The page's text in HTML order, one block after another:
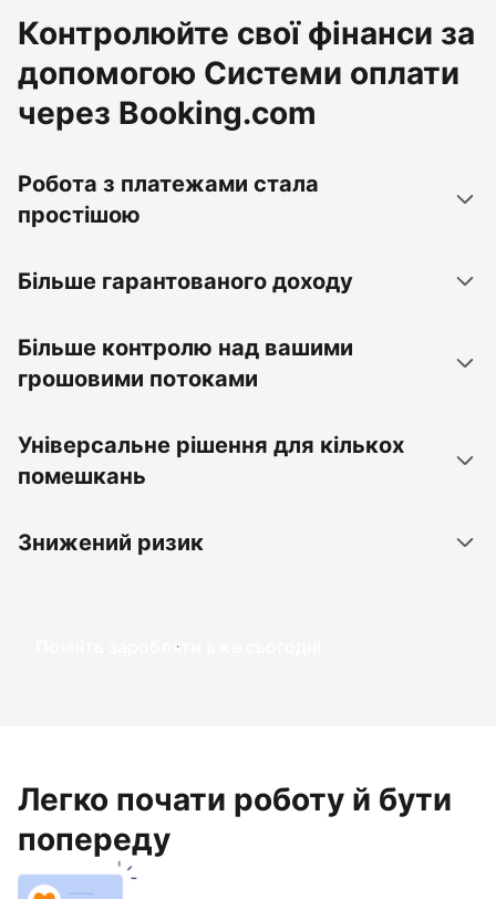
Контролюйте свої фінанси за
допомогою Системи оплати
через Booking.com
Робота з платежами стала
простішою
Більше гарантованого доходу
Більше контролю над вашими
грошовими потоками
Універсальне рішення для кількох
помешкань
Знижений ризик
Почніть заробляти вже сьогодні
Легко почати роботу й бути
попереду